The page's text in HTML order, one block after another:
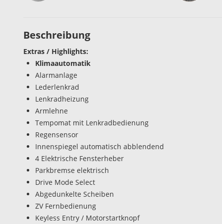
Beschreibung
Extras / Highlights:
Klimaautomatik
Alarmanlage
Lederlenkrad
Lenkradheizung
Armlehne
Tempomat mit Lenkradbedienung
Regensensor
Innenspiegel automatisch abblendend
4 Elektrische Fensterheber
Parkbremse elektrisch
Drive Mode Select
Abgedunkelte Scheiben
ZV Fernbedienung
Keyless Entry / Motorstartknopf